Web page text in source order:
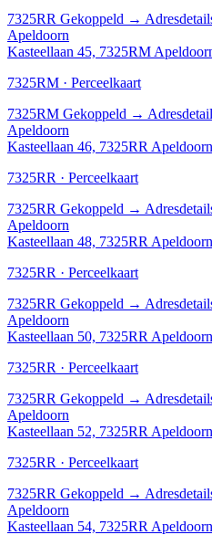
7325RR Gekoppeld →
Apeldoorn
Kasteellaan 45, 7325RM
7325RM · Perceelkaart
7325RM Gekoppeld →
Apeldoorn
Kasteellaan 46, 7325RR Apeldoorn
7325RR · Perceelkaart
7325RR Gekoppeld →
Apeldoorn
Kasteellaan 48, 7325RR Apeldoorn
7325RR · Perceelkaart
7325RR Gekoppeld →
Apeldoorn
Kasteellaan 50, 7325RR Apeldoorn
7325RR · Perceelkaart
7325RR Gekoppeld →
Apeldoorn
Kasteellaan 52, 7325RR Apeldoorn
7325RR · Perceelkaart
7325RR Gekoppeld →
Apeldoorn
Kasteellaan 54, 7325RR Apeldoorn